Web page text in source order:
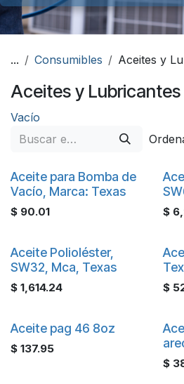
... Consumibles Aceites y
Aceites y Lubricantes
Vacío
Aceite para Bomba de
Vacío, Marca: Texas
$ 90.01 $
Aceite Polioléster,
SW32, Mca, Texas
$ 1,614.24 $
Aceite pag 46 8oz
$ 137.95
$